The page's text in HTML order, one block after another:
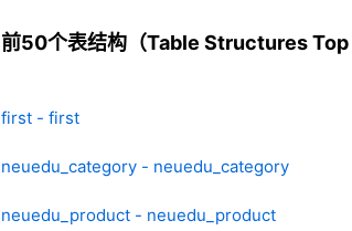
前50个表结构（Table Structures Top
first - first
neuedu_category - neuedu_category
neuedu_product - neuedu_product